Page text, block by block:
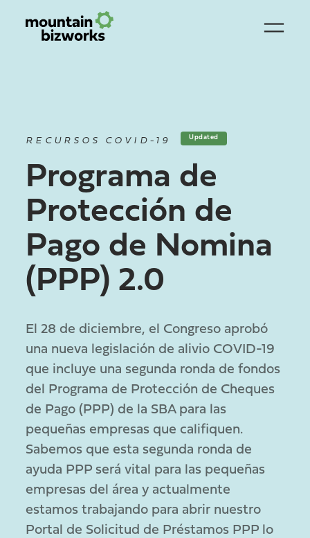
RECURSOS COVID-19 Updated
Programa de
Protección de
Pago de Nomina
(PPP) 2.0
El 28 de diciembre, el Congreso aprobó
una nueva legislación de alivio COVID-19
que incluye una segunda ronda de fondos
del Programa de Protección de Cheques
de Pago (PPP) de la SBA para las
pequeñas empresas que califiquen.
Sabemos que esta segunda ronda de
ayuda PPP será vital para las pequeñas
empresas del área y actualmente
estamos trabajando para abrir nuestro
Portal de Solicitud de Préstamos PPP lo